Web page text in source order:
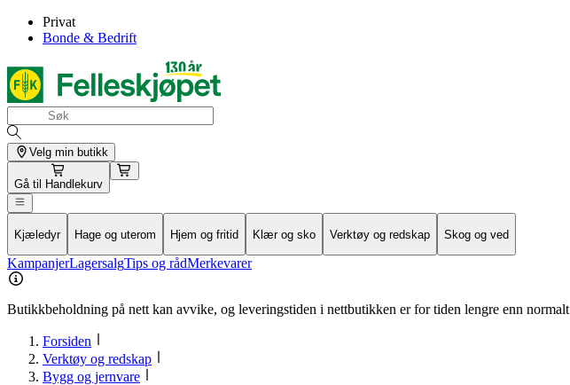
Privat
Bonde & Bedrift
Velg min butikk
Gå til Handlekurv
Kjæledyr Hage og uterom Hjem og fritid Klær og sko Verktøy og redskap Skog og ved
KampanjerLagersalgTips og rådMerkevarer
Butikkbeholdning på nett kan avvike, og leveringstiden i nettbutikken er for tiden lengre enn normalt
Forsiden
Verktøy og redskap
Bygg og jernvare